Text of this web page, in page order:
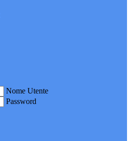
Nome Utente
Password